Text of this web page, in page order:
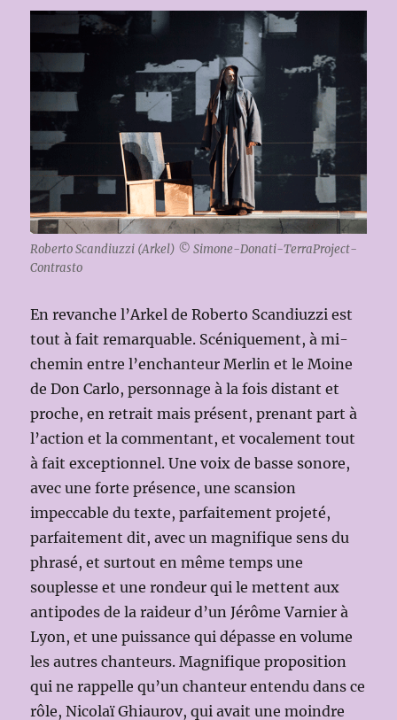
Roberto Scandiuzzi (Arkel) © Simone-Donati-TerraProject-
Contrasto
En revanche l’Arkel de Roberto Scandiuzzi est
tout à fait remarquable. Scéniquement, à mi-
chemin entre l’enchanteur Merlin et le Moine
de Don Carlo, personnage à la fois distant et
proche, en retrait mais présent, prenant part à
l’action et la commentant, et vocalement tout
à fait exceptionnel. Une voix de basse sonore,
avec une forte présence, une scansion
impeccable du texte, parfaitement projeté,
parfaitement dit, avec un magnifique sens du
phrasé, et surtout en même temps une
souplesse et une rondeur qui le mettent aux
antipodes de la raideur d’un Jérôme Varnier à
Lyon, et une puissance qui dépasse en volume
les autres chanteurs. Magnifique proposition
qui ne rappelle qu’un chanteur entendu dans ce
rôle, Nicolaï Ghiaurov, qui avait une moindre